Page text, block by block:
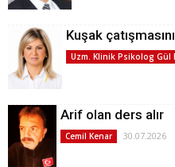
Kuşak
Uzm. Klinik Psikolog Gül
Arif olan ders alır
Cemil Kenar 30.07.2026